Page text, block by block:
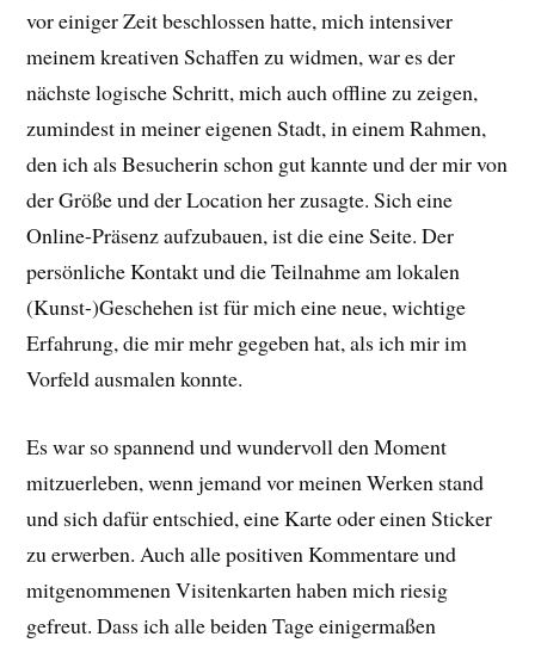
vor einiger Zeit beschlossen hatte, mich intensiver
meinem kreativen Schaffen zu widmen, war es der
nächste logische Schritt, mich auch offline zu zeigen,
zumindest in meiner eigenen Stadt, in einem Rahmen,
den ich als Besucherin schon gut kannte und der mir von
der Größe und der Location her zusagte. Sich eine
Online-Präsenz aufzubauen, ist die eine Seite. Der
persönliche Kontakt und die Teilnahme am lokalen
(Kunst-)Geschehen ist für mich eine neue, wichtige
Erfahrung, die mir mehr gegeben hat, als ich mir im
Vorfeld ausmalen konnte.
Es war so spannend und wundervoll den Moment
mitzuerleben, wenn jemand vor meinen Werken stand
und sich dafür entschied, eine Karte oder einen Sticker
zu erwerben. Auch alle positiven Kommentare und
mitgenommenen Visitenkarten haben mich riesig
gefreut. Dass ich alle beiden Tage einigermaßen